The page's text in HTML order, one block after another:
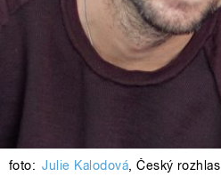
foto: Julie Kalodová,Český rozhlas